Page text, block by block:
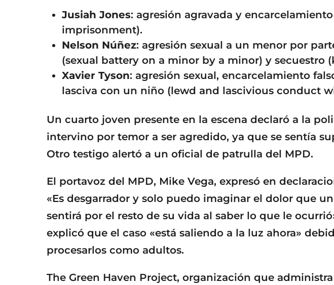
Jusiah Jones: agresión agravada y
imprisonment).
Nelson Núñez: agresión sexual a un menor por
(sexual battery on a minor by a minor) y secuestro
Xavier Tyson: agresión sexual, encarcelamiento
lasciva con un niño (lewd and lascivious conduct
Un cuarto joven presente en la escena declaró a la
intervino por temor a ser agredido, ya que se sentía
Otro testigo alertó a un oficial de patrulla del MPD.
El portavoz del MPD, Mike Vega, expresó en
«Es desgarrador y solo puedo imaginar el dolor que
sentirá por el resto de su vida al saber lo que le
explicó que el caso «está saliendo a la luz ahora»
procesarlos como adultos.
The Green Haven Project, organización que